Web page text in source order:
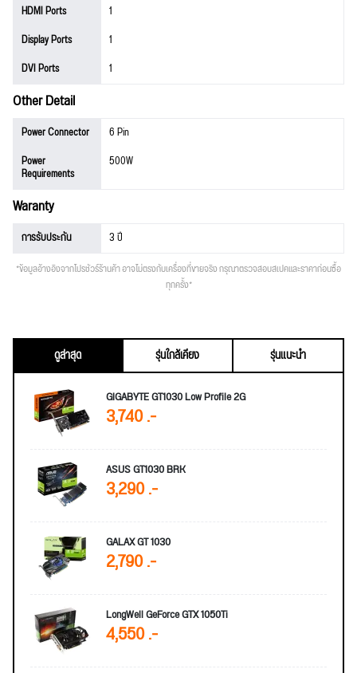
HDMI Ports
1
Display Ports
1
DVI Ports
1
Other Detail
Power Connector
6 Pin
Power
Requirements
500W
Waranty
การรับประกัน 3 ปี
*ข้อมูลอ้างอิงจากโปรชัวร์ร้านค้า อาจไม่ตรงกับเครื่องที่ขายจริง กรุณาตรวจสอบสเปคและราคาก่อนซื้อ
ทุกครั้ง*
ดูล่าสุด รุ่นใกล้เคียง
รุ่นแนะนำ
GIGABYTE GT1030 Low Profile 2G
3,740 .-
ASUS GT1030 BRK
3,290 .-
GALAX GT 1030
2,790 .-
LongWell GeForce GTX 1050Ti
4,550 .-